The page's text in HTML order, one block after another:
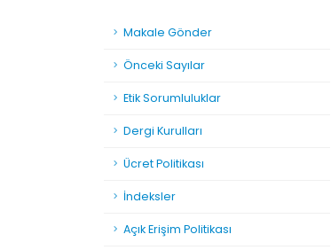
Makale Gönder
Önceki Sayılar
Etik Sorumluluklar
Dergi Kurulları
Ücret Politikası
İndeksler
Açık Erişim Politikası